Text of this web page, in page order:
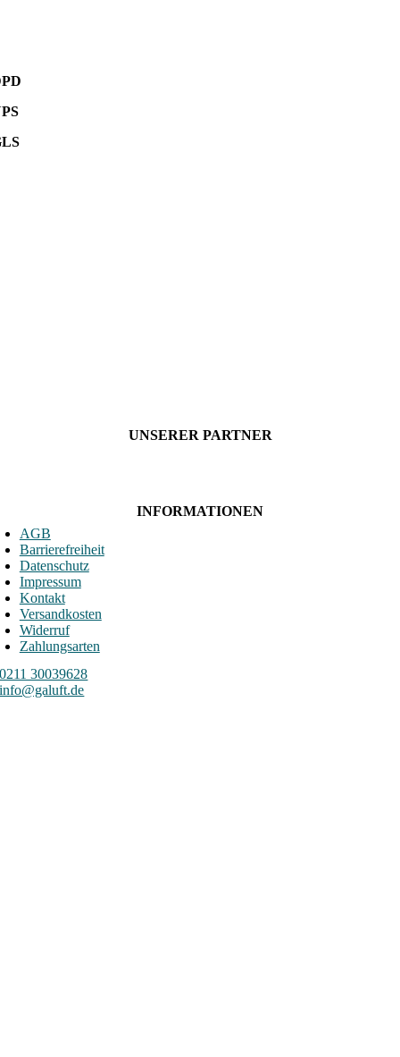
UNSERER PARTNER
INFORMATIONEN
AGB
Barrierefreiheit
Datenschutz
Impressum
Kontakt
Versandkosten
Widerruf
Zahlungsarten
0211 30039628
info@galuft.de